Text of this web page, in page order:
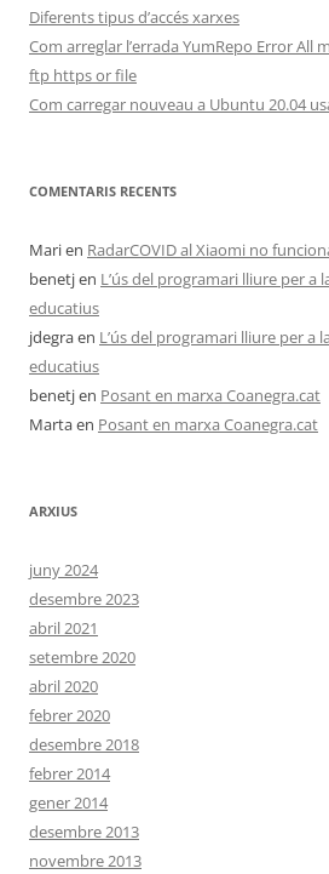
Diferents tipus d’accés xarxes
Com arreglar l’errada YumRepo Error All
ftp https or file
Com carregar nouveau a Ubuntu 20.04
COMENTARIS RECENTS
Marien RadarCOVID al Xiaomi no
benetjen L’ús del programari lliure per a
educatius
jdegraen L’ús del programari lliure per a
educatius
benetjen Posant en marxa Coanegra.cat
Martaen Posant en marxa Coanegra.cat
ARXIUS
juny 2024
desembre 2023
abril 2021
setembre 2020
abril 2020
febrer 2020
desembre 2018
febrer 2014
gener 2014
desembre 2013
novembre 2013